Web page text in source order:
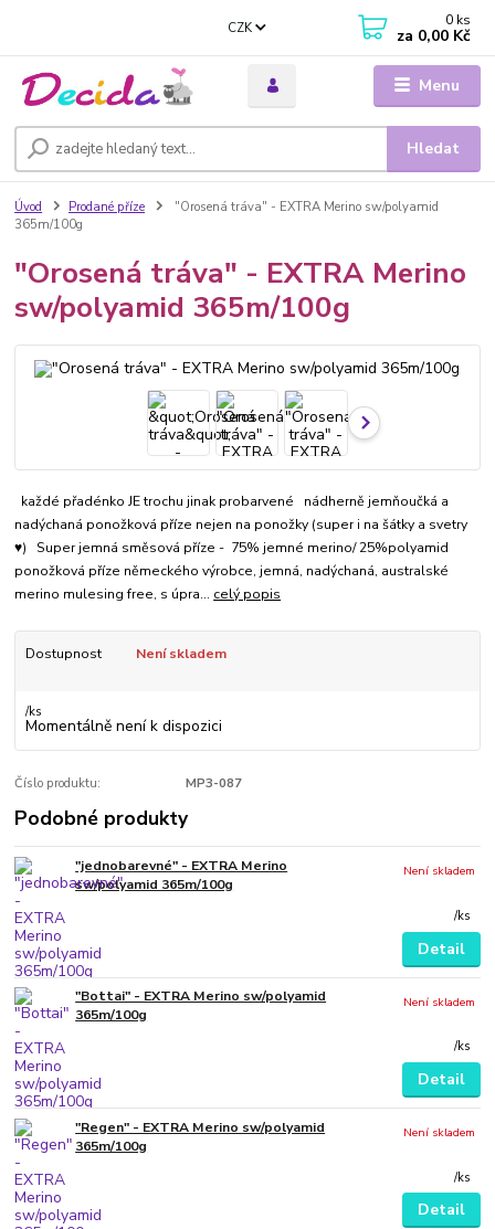
Menu
CZK
Hledat
0 ks
za 0,00 Kč
Úvod Prodané příze
"Orosená tráva" - EXTRA Merino sw/polyamid
365m/100g
"Orosená tráva" - EXTRA Merino
sw/polyamid 365m/100g
každé přadénko JE trochu jinak probarvené nádherně jemňoučká a
nadýchaná ponožková příze nejen na ponožky (super i na šátky a svetry
♥) Super jemná směsová příze - 75% jemné merino/ 25%polyamid
ponožková příze německého výrobce, jemná, nadýchaná, australské
merino mulesing free, s úpra... celý popis
Dostupnost Není skladem
/ks
Momentálně není k dispozici
Číslo produktu: MP3-087
Podobné produkty
"jednobarevné" - EXTRA Merino
sw/polyamid 365m/100g
/ks
Není skladem
Detail
"Bottai" - EXTRA Merino sw/polyamid
365m/100g
/ks
Není skladem
Detail
"Regen" - EXTRA Merino sw/polyamid
365m/100g
/ks
Není skladem
Detail